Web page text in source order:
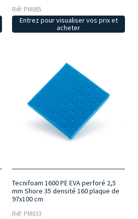
Réf: PM065
Entrez pour visualiser vos prix et
acheter
Tecnifoam 1600 PE EVA perforé 2,5
mm Shore 35 densité 160 plaque de
97x100 cm
Réf: PM033